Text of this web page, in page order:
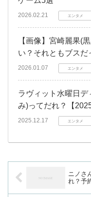
2026.02.21 エンタメ
【画像】宮崎麗果(
い？それともブスだ
2026.01.07 エンタメ
ラヴィット水曜日
み)ってだれ？【
2025.12.17 エンタメ
ニノさ
れ？予